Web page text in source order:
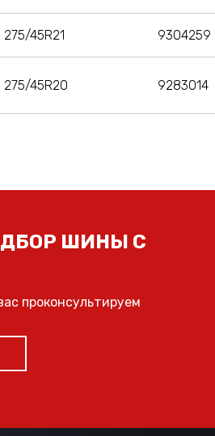
275/45R21 9304259
275/45R20 9283014
ШИНЫ С
проконсультируем